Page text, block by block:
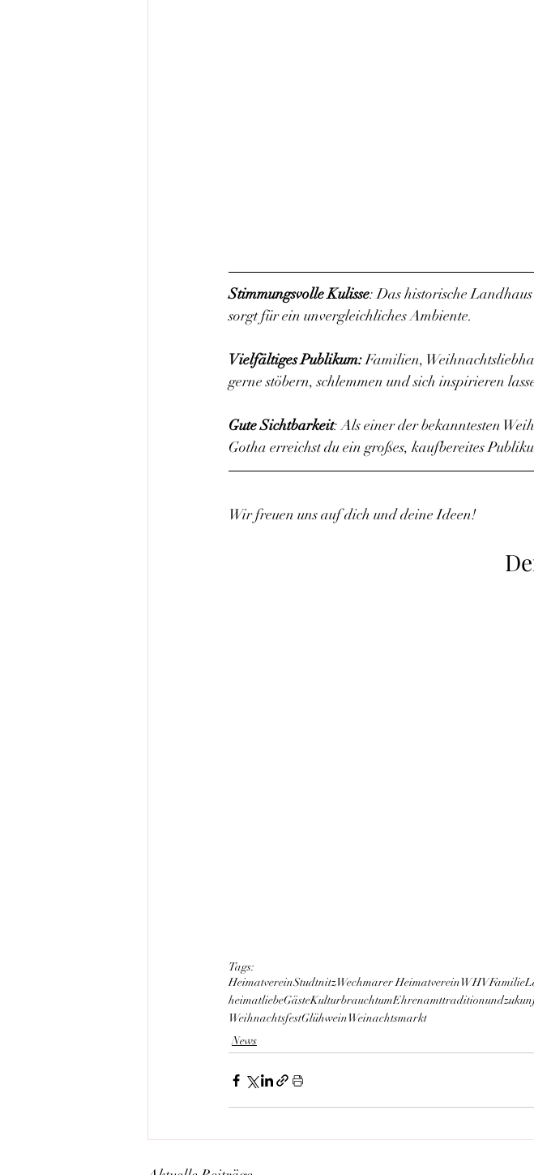
Stimmungsvolle Kulisse: Das historische
sorgt für ein unvergleichliches Ambiente.
Vielfältiges Publikum: Familien,
gerne stöbern, schlemmen und sich inspirieren
Gute Sichtbarkeit: Als einer der bekanntesten
Gotha erreichst du ein großes, kaufbereites
Wir freuen uns auf dich und deine Ideen!
Tags:
HeimatvereinStudtnitzWechmarer HeimatvereinWHVFamilie
heimatliebeGästeKulturbrauchtumEhrenamt
WeihnachtsfestGlühweinWeinachtsmarkt
News